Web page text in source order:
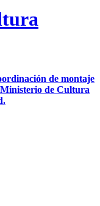
de montaje
Ministerio de Cultura